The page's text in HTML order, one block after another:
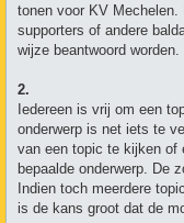
tonen voor KV
supporters of andere
wijze beantwoord worden.
2.
Iedereen is vrij om een
onderwerp is net iets te
van een topic te kijken of
bepaalde onderwerp. De
Indien toch meerdere
is de kans groot dat de